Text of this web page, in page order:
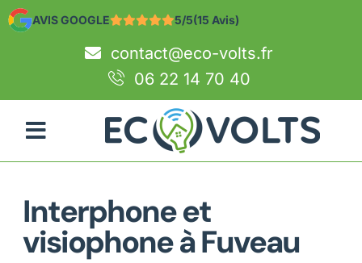
AVIS GOOGLE 5/5(15 Avis)
contact@eco-volts.fr
06 22 14 70 40
Interphone et
visiophone à Fuveau